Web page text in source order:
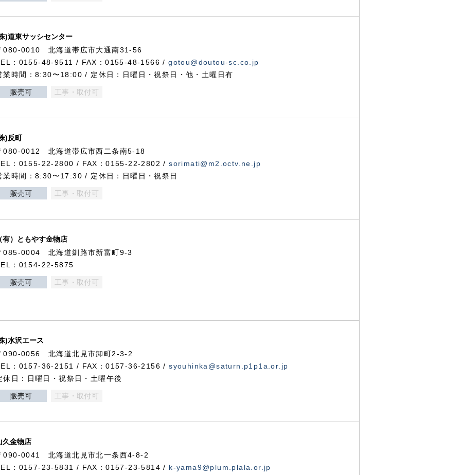
)道東サッシセンター
080-0010 北海道帯広市大通南31-56
：0155-48-9511 / FAX：0155-48-1566 /gotou@doutou-sc.co.jp
業時間：8:30〜18:00 / 定休日：日曜日・祝祭日・他・土曜日有
販売可 工事・取付可
)反町
080-0012 北海道帯広市西二条南5-18
：0155-22-2800 / FAX：0155-22-2802 /sorimati@m2.octv.ne.jp
業時間：8:30〜17:30 / 定休日：日曜日・祝祭日
販売可 工事・取付可
有）ともやす金物店
085-0004 北海道釧路市新富町9-3
：0154-22-5875
販売可 工事・取付可
)水沢エース
090-0056 北海道北見市卸町2-3-2
：0157-36-2151 / FAX：0157-36-2156 /syouhinka@saturn.p1p1a.or.jp
休日：日曜日・祝祭日・土曜午後
販売可 工事・取付可
久金物店
090-0041 北海道北見市北一条西4-8-2
：0157-23-5831 / FAX：0157-23-5814 / k-yama9@plum.plala.or.jp